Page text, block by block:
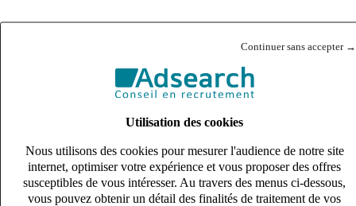
Continuer sans accepter →
Utilisation des cookies
Nous utilisons des cookies pour mesurer l'audience de notre site
internet, optimiser votre expérience et vous proposer des offres
susceptibles de vous intéresser. Au travers des menus ci-dessous,
vous pouvez obtenir un détail des finalités de traitement de vos